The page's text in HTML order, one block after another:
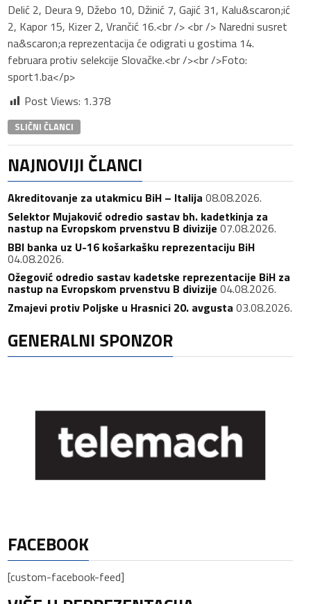
Delić 2, Deura 9, Džebo 10, Džinić 7, Gajić 31, Kalu&scaron;ić
2, Kapor 15, Kizer 2, Vrančić 16.<br /> <br /> Naredni susret
na&scaron;a reprezentacija će odigrati u gostima 14.
februara protiv selekcije Slovačke.<br /><br />Foto:
sport1.ba</p>
Post Views: 1.378
SLIČNI ČLANCI
NAJNOVIJI ČLANCI
Akreditovanje za utakmicu BiH – Italija 08.08.2026.
Selektor Mujaković odredio sastav bh. kadetkinja za
nastup na Evropskom prvenstvu B divizije 07.08.2026.
BBI banka uz U-16 košarkašku reprezentaciju BiH
04.08.2026.
Ožegović odredio sastav kadetske reprezentacije BiH za
nastup na Evropskom prvenstvu B divizije 04.08.2026.
Zmajevi protiv Poljske u Hrasnici 20. avgusta 03.08.2026.
GENERALNI SPONZOR
FACEBOOK
[custom-facebook-feed]